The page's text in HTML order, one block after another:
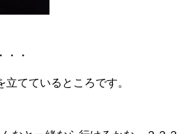
・・
てているところです。